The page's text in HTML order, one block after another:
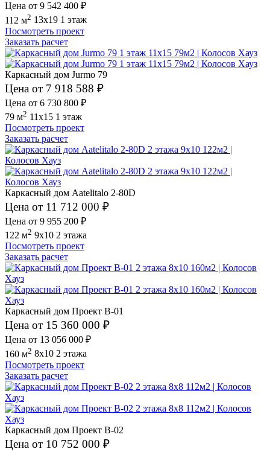
Цена от 9 542 400 ₽
112 м2 13x19 1 этаж
Посмотреть проект
Заказать расчет
Каркасный дом Jurmo 79
Цена от 7 918 588 ₽
Цена от 6 730 800 ₽
79 м2 11x15 1 этаж
Посмотреть проект
Заказать расчет
Каркасный дом Aatelitalo 2-80D
Цена от 11 712 000 ₽
Цена от 9 955 200 ₽
122 м2 9x10 2 этажа
Посмотреть проект
Заказать расчет
Каркасный дом Проект В-01
Цена от 15 360 000 ₽
Цена от 13 056 000 ₽
160 м2 8x10 2 этажа
Посмотреть проект
Заказать расчет
Каркасный дом Проект В-02
Цена от 10 752 000 ₽